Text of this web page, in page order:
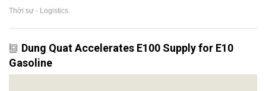
Thời sự - Logistics
Dung Quat Accelerates E100 Supply for E10
Gasoline